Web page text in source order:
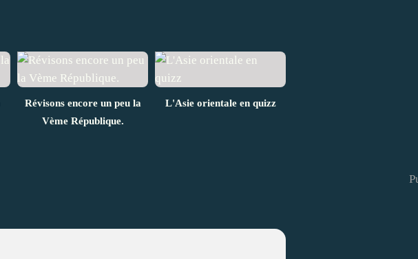
Révisons encore un peu la
Vème République.
L'Asie orientale en quizz